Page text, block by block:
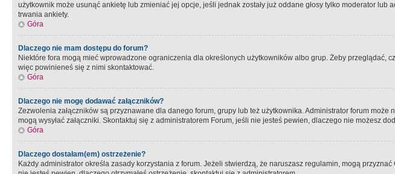
użytkownik może usunąć ankietę lub zmieniać jej opcje, jeśli jednak zostały już oddane głosy tylko moderator
trwania ankiety.
Góra
Dlaczego nie mam dostępu do forum?
Niektóre fora mogą mieć wprowadzone ograniczenia dla określonych użytkowników albo grup. Żeby
więc powinieneś się z nimi skontaktować.
Góra
Dlaczego nie mogę dodawać załączników?
Zezwolenia załączników są przyznawane dla danego forum, grupy lub też użytkownika. Administrator forum
mogą wysyłać załączniki. Skontaktuj się z administratorem Forum, jeśli nie jesteś pewien, dlaczego nie możesz
Góra
Dlaczego dostałam(em) ostrzeżenie?
Każdy administrator określa zasady korzystania z forum. Jeżeli stwierdzą, że naruszasz regulamin, mogą